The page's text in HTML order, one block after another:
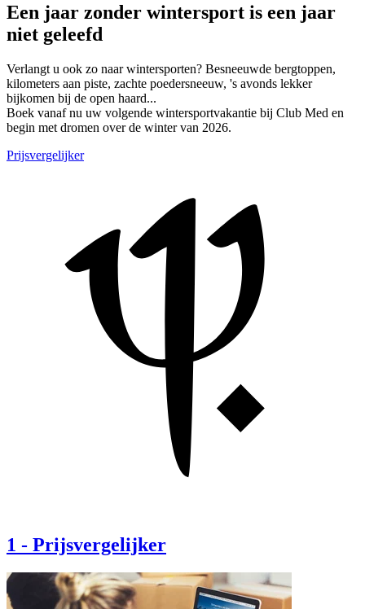
Een jaar zonder wintersport is een jaar
niet geleefd
Verlangt u ook zo naar wintersporten? Besneeuwde bergtoppen,
kilometers aan piste, zachte poedersneeuw, 's avonds lekker
bijkomen bij de open haard...
Boek vanaf nu uw volgende wintersportvakantie bij Club Med en
begin met dromen over de winter van 2026.
Prijsvergelijker
1 - Prijsvergelijker